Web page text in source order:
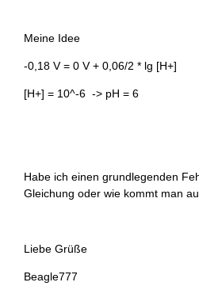
Meine Idee
-0,18 V = 0 V + 0,06/2 * lg [H+]
[H+] = 10^-6 -> pH = 6
Habe ich einen grundlegenden
Gleichung oder wie kommt man
Liebe Grüße
Beagle777